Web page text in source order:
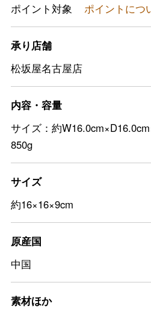
ポイント対象
ポイントにつ
承り店舗
松坂屋名古屋店
内容・容量
サイズ：約
850g
サイズ
約16×16×9cm
原産国
中国
素材ほか